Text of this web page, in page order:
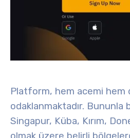
Platform, hem acemi hem
odaklanmaktadır.
Singapur, Küba, Kırım,